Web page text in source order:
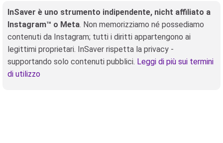
InSaver è uno strumento indipendente, nicht affiliato a
Instagram™ o Meta. Non memorizziamo né possediamo
contenuti da Instagram; tutti i diritti appartengono ai
legittimi proprietari. InSaver rispetta la privacy -
supportando solo contenuti pubblici. Leggi di più sui termini
di utilizzo